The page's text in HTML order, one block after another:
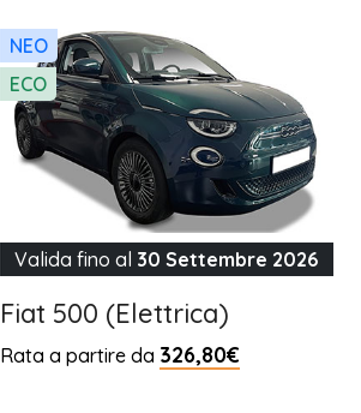
NEO
ECO
Valida fino al 30 Settembre 2026
Fiat 500 (Elettrica)
Rata a partire da 326,80€